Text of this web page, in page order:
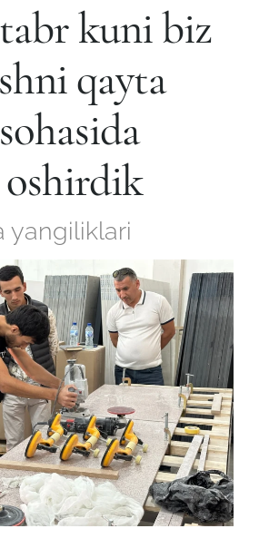
kuni biz
qayta
yangiliklari
Dizayner
tasdiqlang
YUBORISH
tasdiqlang